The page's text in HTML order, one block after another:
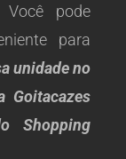
pode
para
unidade no
Goitacazes
Shopping